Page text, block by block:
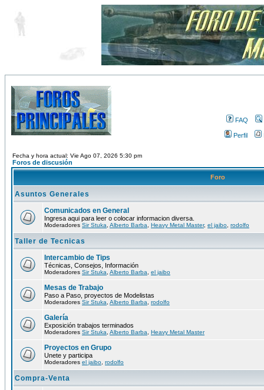
FAQ
Perfil
Fecha y hora actual: Vie Ago 07, 2026 5:30 pm
Foros de discusión
Foro
Asuntos Generales
Comunicados en General
Ingresa aqui para leer o colocar informacion diversa.
Moderadores Sir Stuka Alberto Barba Heavy Metal Master, el jaibo rodolfo
Taller de Tecnicas
Intercambio de Tips
Técnicas, Consejos, Información
Moderadores Sir Stuka Alberto Barba el jaibo
Mesas de Trabajo
Paso a Paso, proyectos de Modelistas
Moderadores Sir Stuka Alberto Barba rodolfo
Galería
Exposición trabajos terminados
Moderadores Sir Stuka Alberto Barba Heavy Metal Master
Proyectos en Grupo
Unete y participa
Moderadores el jaibo rodolfo
Compra-Venta